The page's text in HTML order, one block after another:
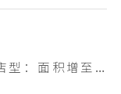
钱大妈测试新店型：面积增至100平米，扩充熟食烘焙品类，放大自有品牌